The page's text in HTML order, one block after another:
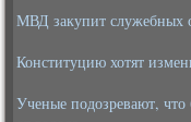
МВД закупит служебных
Конституцию хотят
Ученые подозревают,